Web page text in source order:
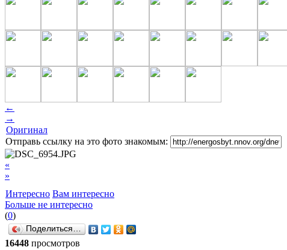
←
→
Оригинал
Отправь ссылку на это фото знакомым:
«
»
Интересно Вам интересно
Больше не интересно
(0)
Поделиться…
16448 просмотров